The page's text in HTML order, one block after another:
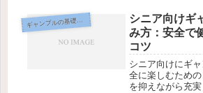
ギ
ャンブルの基礎知識
シニア向けギ
み方：安全で
コツ
シニア向けにギ
全に楽しむため
を抑えながら充